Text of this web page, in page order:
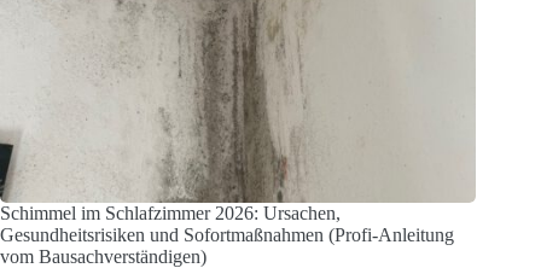
Schimmel im Schlafzimmer 2026: Ursachen,
Gesundheitsrisiken und Sofortmaßnahmen (Profi-Anleitung
vom Bausachverständigen)